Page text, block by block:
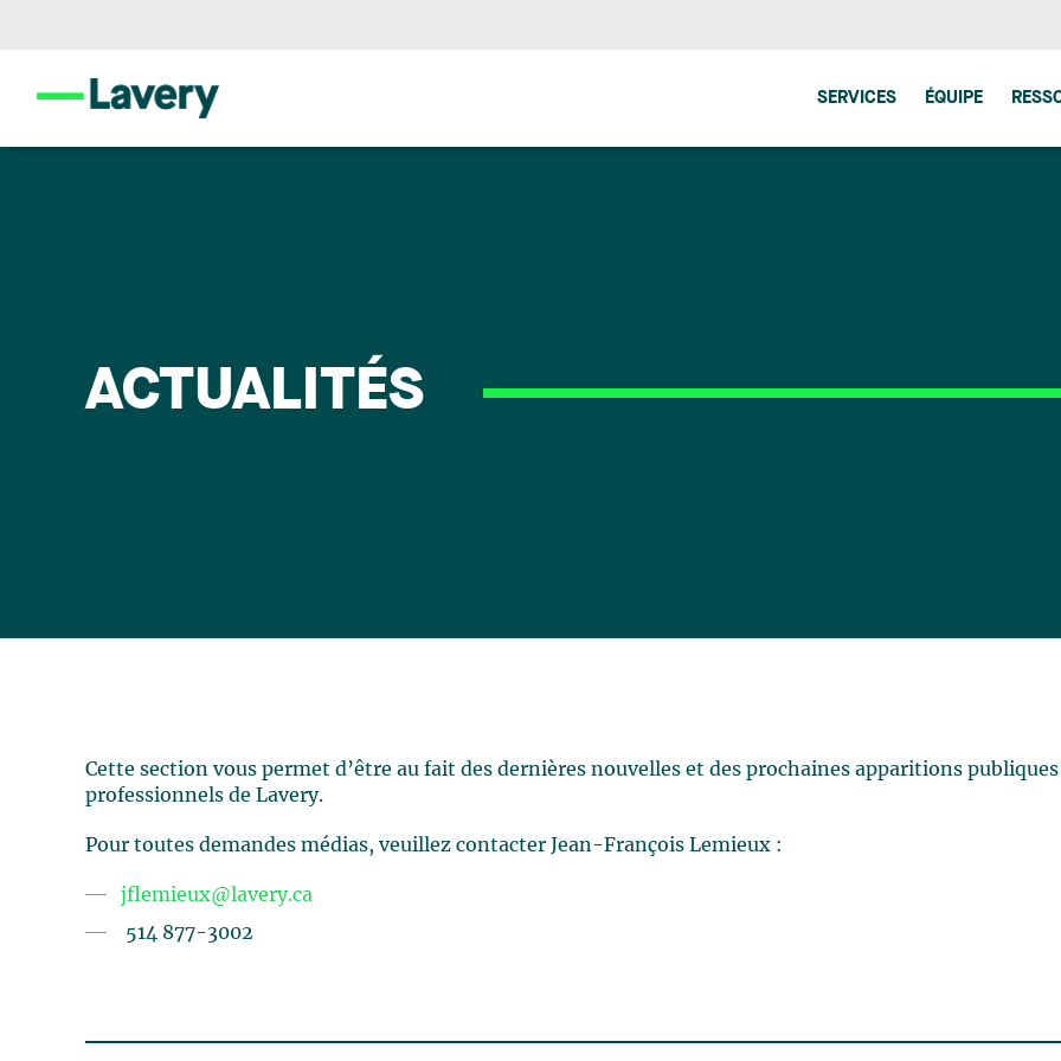
SERVICES ÉQUIPE
ACTUALITÉS
Cette section vous permet d’être au fait des dernières nouvelles et des prochaines apparitions publiques
professionnels de Lavery.
Pour toutes demandes médias, veuillez contacter Jean-François Lemieux :
jflemieux@lavery.ca
514 877-3002